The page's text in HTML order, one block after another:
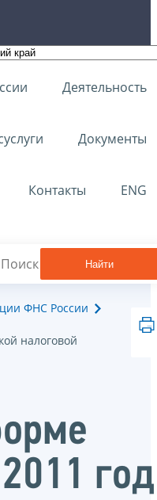
Деятельность
Документы
Контакты ENG
Найти
ФНС России
налоговой
год